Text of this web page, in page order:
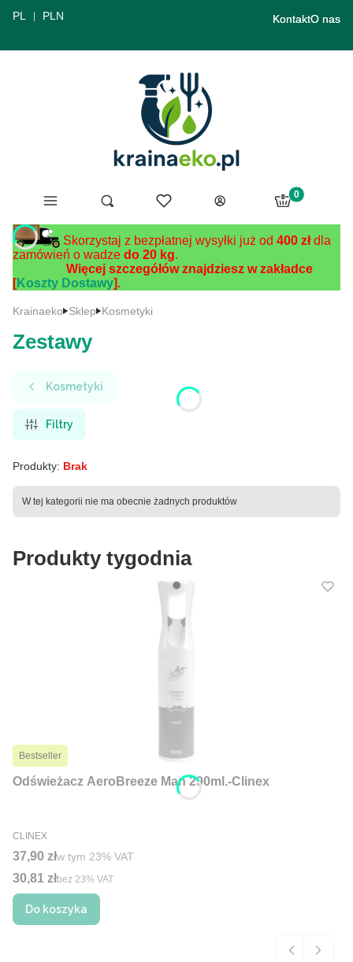
PL PLN KontaktO nas
Menu Otwórz wyszukiwarkę
Szukaj Ulubione
Zaloguj się
Produkty w
Koszyk
Skorzystaj z bezpłatnej wysyłki już od 400 złdla
zamówień o wadze do 20 kg.
Więcej szczegółów znajdziesz w zakładce
[Koszty Dostawy].
Krainaeko Sklep Kosmetyki
Zestawy
Kosmetyki
Filtry
Produkty: Brak
Lista produktów
W tej kategorii nie ma obecnie żadnych produktów
Produkty tygodnia
Bestseller
Odświeżacz AeroBreeze Man 290ml.-Clinex
PRODUCENT
CLINEX
Cena brutto
37,90 złw tym %s VAT
w tym 23% VAT
Cena netto
30,81 złbez 23% VAT
Do koszyka